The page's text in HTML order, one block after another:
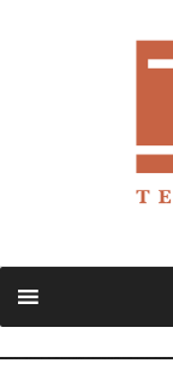
content